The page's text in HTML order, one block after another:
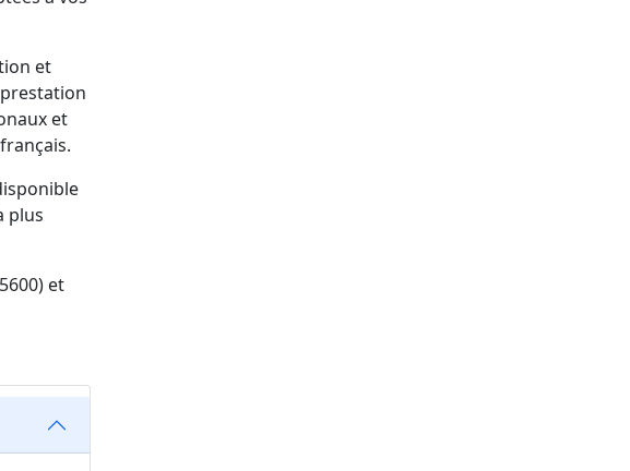
et
et
plus
et